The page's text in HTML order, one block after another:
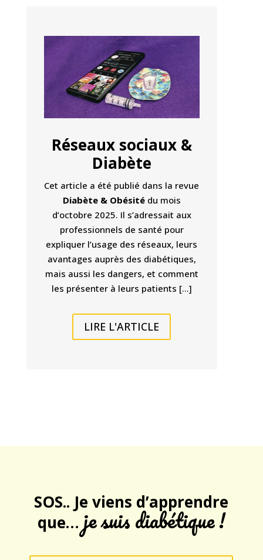
Réseaux sociaux &
Diabète
Cet article a été publié dans la revue
Diabète & Obésité du mois
d’octobre 2025. Il s’adressait aux
professionnels de santé pour
expliquer l’usage des réseaux, leurs
avantages auprès des diabétiques,
mais aussi les dangers, et comment
les présenter à leurs patients […]
LIRE L'ARTICLE
SOS.. Je viens d’apprendre
que… je suis diabétique !